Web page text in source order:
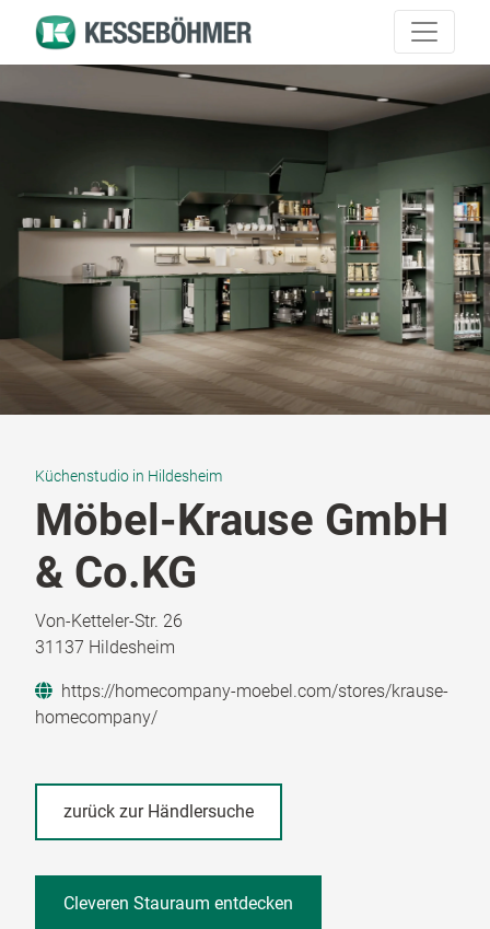
Küchenstudio in Hildesheim
Möbel-Krause GmbH
& Co.KG
Von-Ketteler-Str. 26
31137 Hildesheim
https://homecompany-moebel.com/stores/krause-
homecompany/
zurück zur Händlersuche
Cleveren Stauraum entdecken